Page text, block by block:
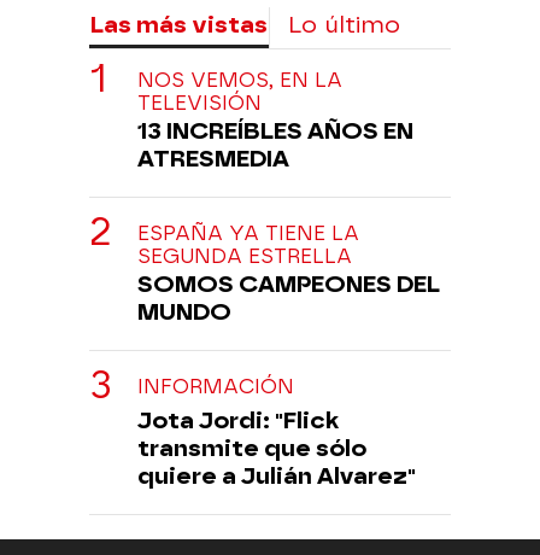
Las más vistas Lo último
NOS VEMOS, EN LA
TELEVISIÓN
13 INCREÍBLES AÑOS EN
ATRESMEDIA
ESPAÑA YA TIENE LA
SEGUNDA ESTRELLA
SOMOS CAMPEONES DEL
MUNDO
INFORMACIÓN
Jota Jordi: "Flick
transmite que sólo
quiere a Julián Alvarez"